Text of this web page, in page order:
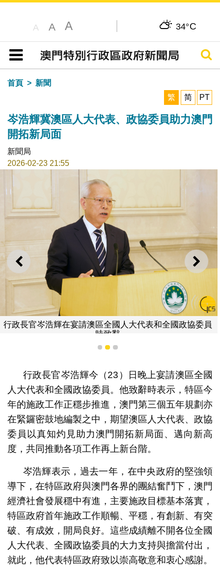
A A A 34°C
目錄
搜尋
首頁
新聞
繁
简 PT
岑浩輝冀澳區人大代表、政協委員助力澳門
開拓新局面
新聞局
2026-02-23 21:55
上一則 下一
行政長官岑浩輝在宴請澳區全國人大代表和全國政協委員
時致辭
1 2 3
行政長官岑浩輝今（23）日晚上宴請澳區全國
人大代表和全國政協委員。他致辭時表示，特區今
年的施政工作正穩步推進，澳門第三個五年規劃亦
在緊鑼密鼓地編製之中，期望澳區人大代表、政協
委員以真知灼見助力澳門開拓新局面、邁向新高
度，共同推動各項工作再上新台階。
岑浩輝表示，過去一年，在中央政府的堅強領
導下，在特區政府與澳門各界的團結奮鬥下，澳門
經濟社會發展穩中有進，主要施政目標基本落實，
特區政府首年施政工作順暢、平穩，有創新、有突
破、有成效，開局良好。這些成績離不開各位全國
人大代表、全國政協委員的大力支持與擔當付出，
就此，他代表特區政府致以崇高敬意和衷心感謝。